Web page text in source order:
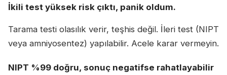
İkili test yüksek risk çıktı, panik oldum.
Tarama testi olasılık verir, teşhis değil. İleri test (NIPT
veya amniyosentez) yapılabilir. Acele karar vermeyin.
NIPT %99 doğru, sonuç negatifse rahatlayabilir